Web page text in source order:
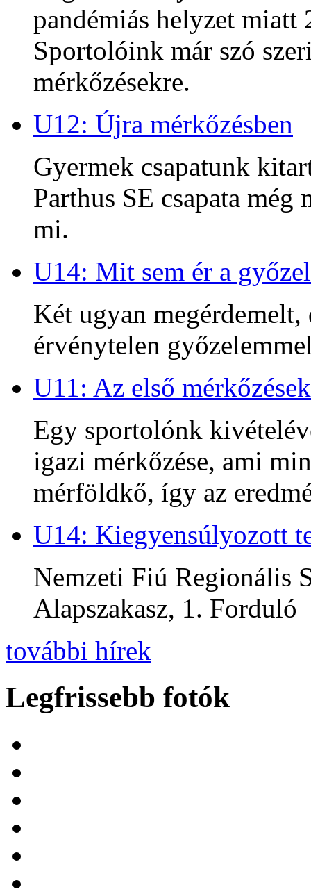
pandémiás helyzet
Sportolóink már szó
mérkőzésekre.
U12: Újra mérkőzésben
Gyermek csapatunk
Parthus SE csapata
mi.
U14: Mit sem ér a
Két ugyan
érvénytelen
U11: Az első mérkőzések
Egy sportolónk
igazi mérkőzése, ami
mérföldkő, így az
U14: Kiegyensúlyozott
Nemzeti Fiú Regionális
Alapszakasz, 1. Forduló
további hírek
Legfrissebb fotók